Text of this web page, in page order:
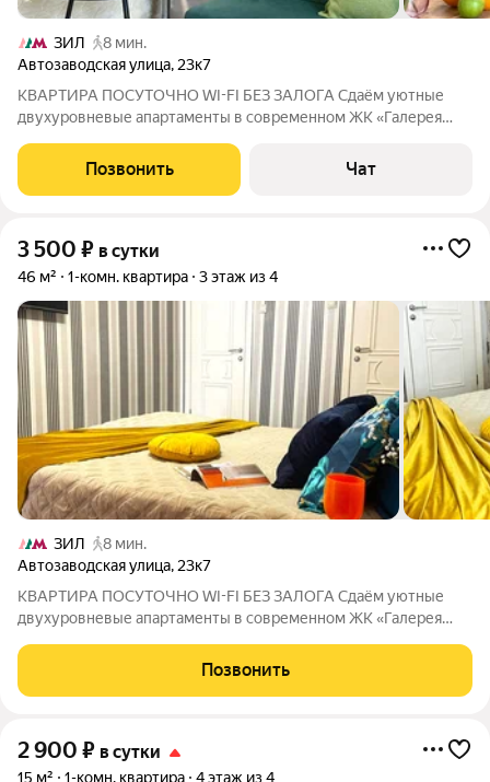
ЗИЛ
8 мин.
Автозаводская улица, 23к7
КВАРТИРА ПОСУТОЧНО WI-FI БЕЗ ЗАЛОГА Сдаём уютные
двухуровневые апартаменты в современном ЖК «Галерея
ЗИЛ, в 10 минутах от метро Автозаводская и в 14 минутах от
метро Тульская. Отличное
Позвонить Чат
3 500 ₽ в сутки
46 м² 1-комн. квартира 3 этаж из 4
ЗИЛ
8 мин.
Автозаводская улица, 23к7
КВАРТИРА ПОСУТОЧНО WI-FI БЕЗ ЗАЛОГА Сдаём уютные
двухуровневые апартаменты в современном ЖК «Галерея
ЗИЛ, в 10 минутах от метро Автозаводская и в 14 минутах от
метро Тульская. Отличное
Позвонить
2 900 ₽ в сутки
15 м² 1-комн. квартира 4 этаж из 4